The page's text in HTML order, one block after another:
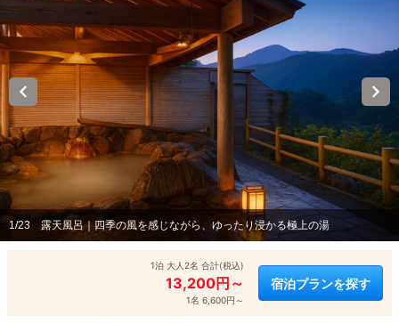
1/23 露天風呂｜四季の風を感じながら、ゆったり浸かる極上の湯
1泊 大人2名 合計(税込)
13,200円～
1名 6,600円～
宿泊プランを探す